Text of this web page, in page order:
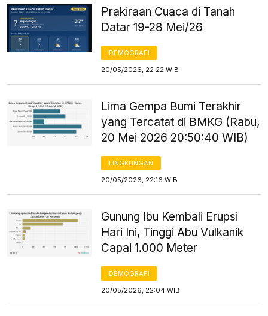
Prakiraan Cuaca di Tanah
Datar 19-28 Mei/26
DEMOGRAFI
20/05/2026, 22:22 WIB
Lima Gempa Bumi Terakhir
yang Tercatat di BMKG (Rabu,
20 Mei 2026 20:50:40 WIB)
LINGKUNGAN
20/05/2026, 22:16 WIB
Gunung Ibu Kembali Erupsi
Hari Ini, Tinggi Abu Vulkanik
Capai 1.000 Meter
DEMOGRAFI
20/05/2026, 22:04 WIB